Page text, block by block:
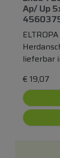
Ap/ Up
ELTROPA
lieferbar
€ 19,07